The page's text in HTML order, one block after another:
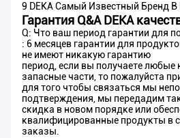
9 DEKA Самый Известный Бренд В
Гарантия Q&A DEKA
Q: Что ваш период гарантии для
: 6 месяцев гарантии для
не имеют никакую гарантию
период, если вы получаете любые
запасные части, то пожалуйста
для того чтобы связаться мы
подтверждения, мы передадим
скидка в новом порядке или
квалифицированные продукты в
заказы.